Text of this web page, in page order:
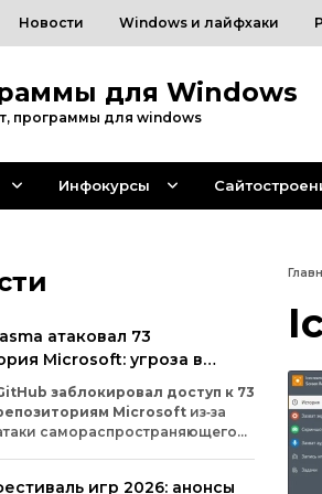
Новости Windows и лайфхаки
для Windows
программы для windows
Инфокурсы
атаковал 73
Microsoft: угроза в
ПО
заблокировал доступ к 73
Microsoft из‑за
самораспространяющегося
игр 2026: анонсы